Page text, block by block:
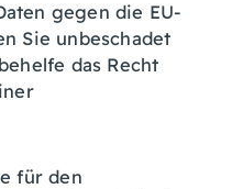
gegen die EU-
Sie unbeschadet
das Recht
für den